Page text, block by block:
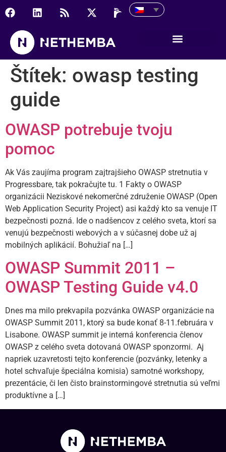
Štítek: owasp testing
guide
OWASP potrebuje tvoju
pomoc
Ak Vás zaujíma program zajtrajšieho OWASP stretnutia v
Progressbare, tak pokračujte tu. 1 Fakty o OWASP
organizácii Neziskové nekomerčné združenie OWASP (Open
Web Application Security Project) asi každý kto sa venuje IT
bezpečnosti pozná. Ide o nadšencov z celého sveta, ktorí sa
venujú bezpečnosti webových a v súčasnej dobe už aj
mobilných aplikácií. Bohužiaľ na […]
OWASP Summit 2011 –
OWASP Testing Guide v4.0
Dnes ma milo prekvapila pozvánka OWASP organizácie na
OWASP Summit 2011, ktorý sa bude konať 8-11.februára v
Lisabone. OWASP summit je interná konferencia členov
OWASP z celého sveta dotovaná OWASP sponzormi. Aj
napriek uzavretosti tejto konferencie (pozvánky, letenky a
hotel schvaľuje špeciálna komisia) samotné workshopy,
prezentácie, či len čisto brainstormingové stretnutia sú veľmi
produktívne a […]